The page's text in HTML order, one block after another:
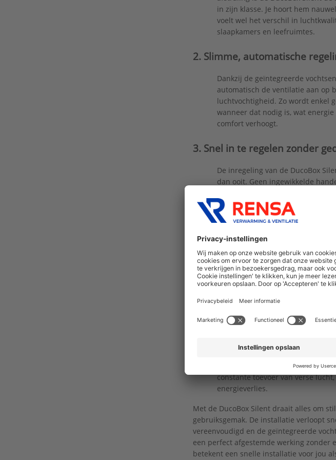
in zijn klasse. Je hoort hem
voelt wel het verschil in
slaapkamers en leefruimtes.
2. Slimme, automatische
Dankzij de geïntegreerde
automatisch de ventilatie aan op
luchtvochtigheid. Zo wordt enkel
wanneer dat nodig is, wat
comfort verhoogt.
3. Snel in te regelen zonder
De inregeling van de DucoBox
dan ooit. Geen ingewikkelde
betekent tijdswinst voor jou als
zekerheid voor de gebruiker.
4. Uit te breiden naar wens
Met optionele CO₂ boxsensoren
bouw je de DucoBox Silent
volledig vraaggestuurde
Binnen het Duco Silent System
met natuurlijke toevoerroosters.
constante toevoer van verse
energieverlies.
Met de DucoBox Silent draait alles om
gebruiksgemak. De installatie verloopt
vereenvoudigd en de geïntegreerde
een perfect afgestemde werking zonder
betekent een snelle installatie voor jou